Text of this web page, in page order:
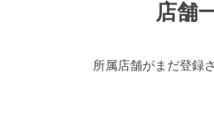
店舗
所属店舗がまだ登録